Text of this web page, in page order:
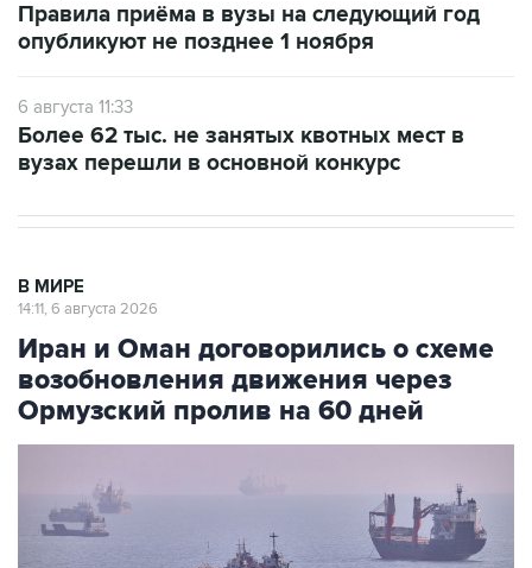
Правила приёма в вузы на следующий год
опубликуют не позднее 1 ноября
6 августа 11:33
Более 62 тыс. не занятых квотных мест в
вузах перешли в основной конкурс
В МИРЕ
14:11, 6 августа 2026
Иран и Оман договорились о схеме
возобновления движения через
Ормузский пролив на 60 дней